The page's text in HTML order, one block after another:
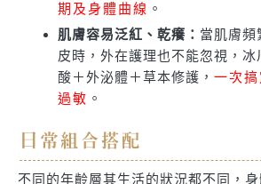
期及身體曲線 。
肌膚容易泛紅、乾癢： 當肌膚頻
皮時，外在護理也不能忽視，冰
酸＋外泌體＋草本修護， 一次
過敏 。
日常組合搭配
不同的年齡層其生活的狀況都不同，